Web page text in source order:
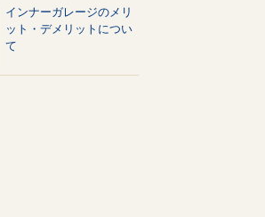
インナーガレージのメリ
ット・デメリットについ
て